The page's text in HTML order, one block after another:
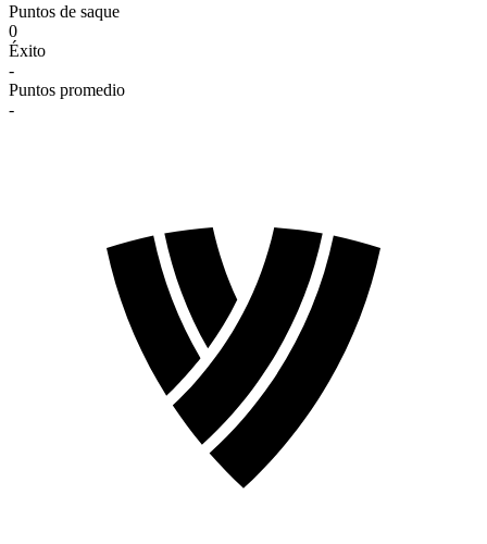
Puntos de saque
0
Éxito
-
Puntos promedio
-